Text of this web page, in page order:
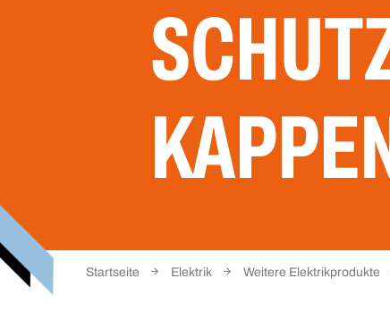
Startseite Elektrik Weitere Elektrikprodukte